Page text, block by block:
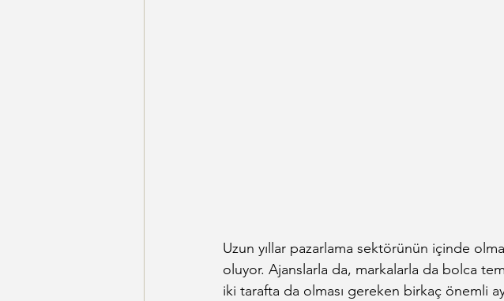
Uzun yıllar pazarlama sektörünün içinde
oluyor. Ajanslarla da, markalarla da bolca
iki tarafta da olması gereken birkaç önemli